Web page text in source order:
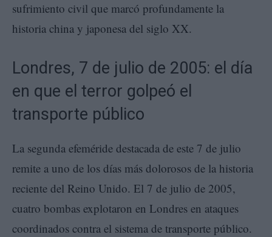
sufrimiento civil que marcó profundamente la
historia china y japonesa del siglo XX.
Londres, 7 de julio de 2005: el día
en que el terror golpeó el
transporte público
La segunda efeméride destacada de este 7 de julio
remite a uno de los días más dolorosos de la historia
reciente del Reino Unido. El 7 de julio de 2005,
cuatro bombas explotaron en Londres en ataques
coordinados contra el sistema de transporte público.